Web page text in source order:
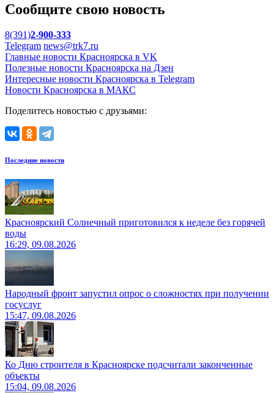
Сообщите свою новость
8(391)2-900-333
Telegram news@trk7.ru
Главные новости Красноярска в VK
Полезные новости Красноярска на Дзен
Интересные новости Красноярска в Telegram
Новости Красноярска в МАКС
Поделитесь новостью с друзьями:
Последние новости
Красноярский Солнечный приготовился к неделе без горячей
воды
16:29, 09.08.2026
Народный фронт запустил опрос о сложностях при получении
госуслуг
15:47, 09.08.2026
Ко Дню строителя в Красноярске подсчитали законченные
объекты
15:04, 09.08.2026